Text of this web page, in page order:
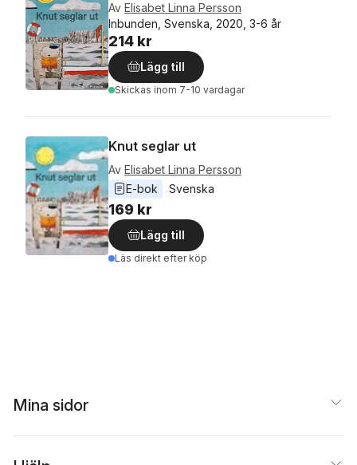
Av Elisabet Linna Persson
Inbunden, Svenska, 2020, 3-6 år
214 kr
Lägg till
Skickas inom 7-10 vardagar
Knut seglar ut
Av Elisabet Linna Persson
E-bok
Svenska
169 kr
Lägg till
Läs direkt efter köp
Mina sidor